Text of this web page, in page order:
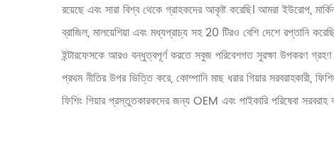
রয়েছে এবং সারা বিশ্ব থেকে গ্রাহকদের আকৃষ্ট করেছি। আমরা ইউরোপ,
ব্রাজিল, মালয়েশিয়া এবং মধ্যপ্রাচ্য সহ 20 টিরও বেশি দেশে রপ্তানি
ইন্টারফেসকে আরও বন্ধুত্বপূর্ণ করতে সবুজ পরিবেশগত সুরক্ষা উপকরণ গ্রহণ
প্রথম নীতির উপর ভিত্তি করে, কোম্পানি মাছ ধরার গিয়ার সরবরাহকারী,
ফিশিং গিয়ার প্রস্তুতকারকদের জন্য OEM এবং পাইকারি পরিষেবা সরবরাহ